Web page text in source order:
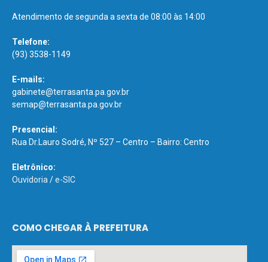
Atendimento de segunda a sexta de 08:00 às 14:00
Telefone:
(93) 3538-1149
E-mails:
gabinete@terrasanta.pa.gov.br
semap@terrasanta.pa.gov.br
Presencial:
Rua Dr.Lauro Sodré, Nº 527 – Centro – Bairro: Centro
Eletrônico:
Ouvidoria /e-SIC
COMO CHEGAR À PREFEITURA